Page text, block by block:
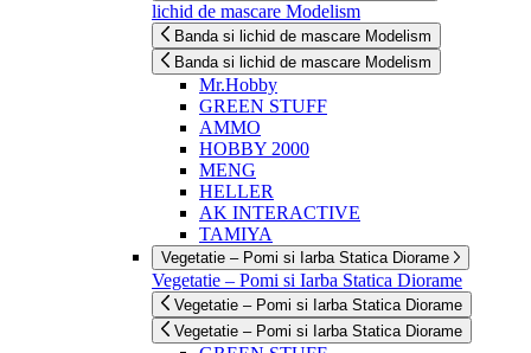
lichid de mascare Modelism
Banda si lichid de mascare Modelism
Banda si lichid de mascare Modelism
Mr.Hobby
GREEN STUFF
AMMO
HOBBY 2000
MENG
HELLER
AK INTERACTIVE
TAMIYA
Vegetatie – Pomi si Iarba Statica Diorame
Vegetatie – Pomi si Iarba Statica Diorame
Vegetatie – Pomi si Iarba Statica Diorame
Vegetatie – Pomi si Iarba Statica Diorame